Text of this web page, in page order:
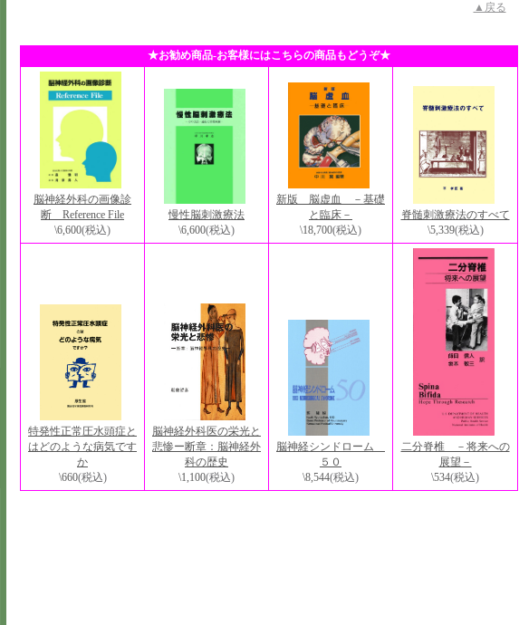
▲戻る
★お勧め商品-お客様にはこちらの商品もどうぞ★
脳神経外科の画像診
断 Reference File
\6,600(税込)
慢性脳刺激療法
\6,600(税込)
新版 脳虚血 －基礎
と臨床－
\18,700(税込)
脊髄刺激療法のすべて
\5,339(税込)
特発性正常圧水頭症と
はどのような病気です
か
\660(税込)
脳神経外科医の栄光と
悲惨ー断章：脳神経外
科の歴史
\1,100(税込)
脳神経シンドローム
５０
\8,544(税込)
二分脊椎 －将来への
展望－
\534(税込)